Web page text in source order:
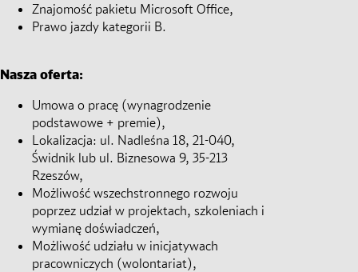
Znajomość pakietu Microsoft Office,
Prawo jazdy kategorii B.
Nasza oferta:
Umowa o pracę (wynagrodzenie
podstawowe + premie),
Lokalizacja: ul. Nadleśna 18, 21-040,
Świdnik lub ul. Biznesowa 9, 35-213
Rzeszów,
Możliwość wszechstronnego rozwoju
poprzez udział w projektach, szkoleniach i
wymianę doświadczeń,
Możliwość udziału w inicjatywach
pracowniczych (wolontariat),